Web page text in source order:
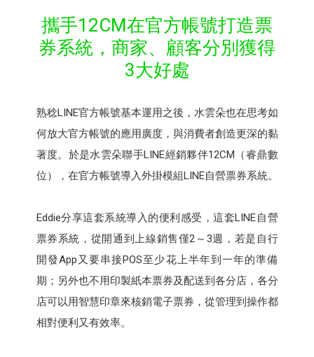
攜手12CM在官方帳號打造票
券系統，商家、顧客分別獲得
3大好處
熟稔LINE官方帳號基本運用之後，水雲朵也在思考如
何放大官方帳號的應用廣度，與消費者創造更深的黏
著度。於是水雲朵聯手LINE經銷夥伴12CM（睿鼎數
位），在官方帳號導入外掛模組LINE自營票券系統。
Eddie分享這套系統導入的便利感受，這套LINE自營
票券系統，從開通到上線銷售僅2～3週，若是自行
開發App又要串接POS至少花上半年到一年的準備
期；另外也不用印製紙本票券及配送到各分店，各分
店可以用智慧印章來核銷電子票券，從管理到操作都
相對便利又有效率。